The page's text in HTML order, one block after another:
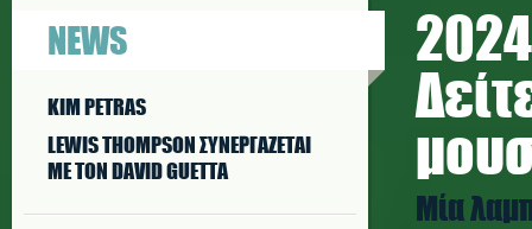
NEWS
KIM PETRAS
LEWIS THOMPSON ΣΥΝΕΡΓAΖΕΤΑΙ
ΜΕ ΤΟΝ DAVID GUETTA
Μία